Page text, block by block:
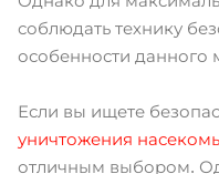
соблюдать технику
особенности данного
Если вы ищете
уничтожения
отличным выбором.